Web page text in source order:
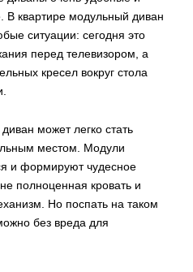
В квартире модульный диван
ситуации: сегодня это
перед телевизором, а
кресел вокруг стола
может легко стать
местом. Модули
и формируют чудесное
полноценная кровать и
Но поспать на таком
без вреда для